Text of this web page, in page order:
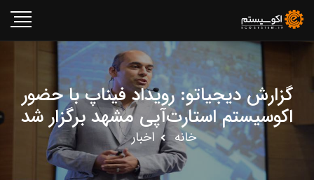
گزارش دیجیاتو: رویداد فیناپ با حضور
اکوسیستم استارت‌آپی مشهد برگزار شد
خانه اخبار